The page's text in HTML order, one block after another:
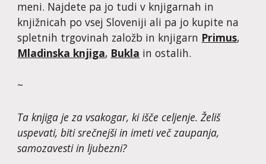
meni. Najdete pa jo tudi v knjigarnah in
knjižnicah po vsej Sloveniji ali pa jo kupite na
spletnih trgovinah založb in knjigarn Primus
Mladinska knjiga, Bukla in ostalih.
~
Ta knjiga je za vsakogar, ki išče celjenje. Želiš
uspevati, biti srečnejši in imeti več zaupanja,
samozavesti in ljubezni?